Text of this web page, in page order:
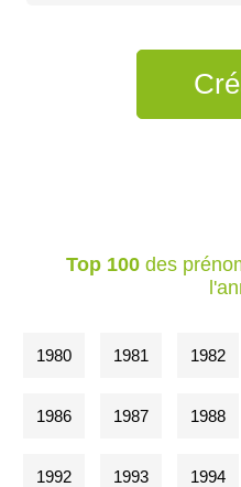
Top 100des
1980 1981 1982
1986 1987 1988
1992 1993 1994